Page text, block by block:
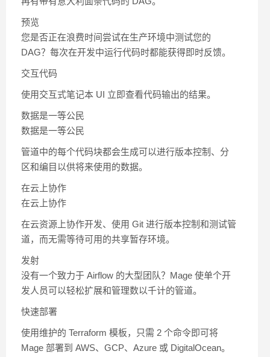
预览
您是否正在浪费时间尝试在生产环境中测试您的
DAG？每次在开发中运行代码时都能获得即时反馈。
交互代码
使用交互式笔记本 UI 立即查看代码输出的结果。
数据是一等公民
数据是一等公民
管道中的每个代码块都会生成可以进行版本控制、分
区和编目以供将来使用的数据。
在云上协作
在云上协作
在云资源上协作开发、使用 Git 进行版本控制和测试管
道，而无需等待可用的共享暂存环境。
发射
没有一个致力于 Airflow 的大型团队？Mage 使单个开
发人员可以轻松扩展和管理数以千计的管道。
快速部署
使用维护的 Terraform 模板，只需 2 个命令即可将
Mage 部署到 AWS、GCP、Azure 或 DigitalOcean。